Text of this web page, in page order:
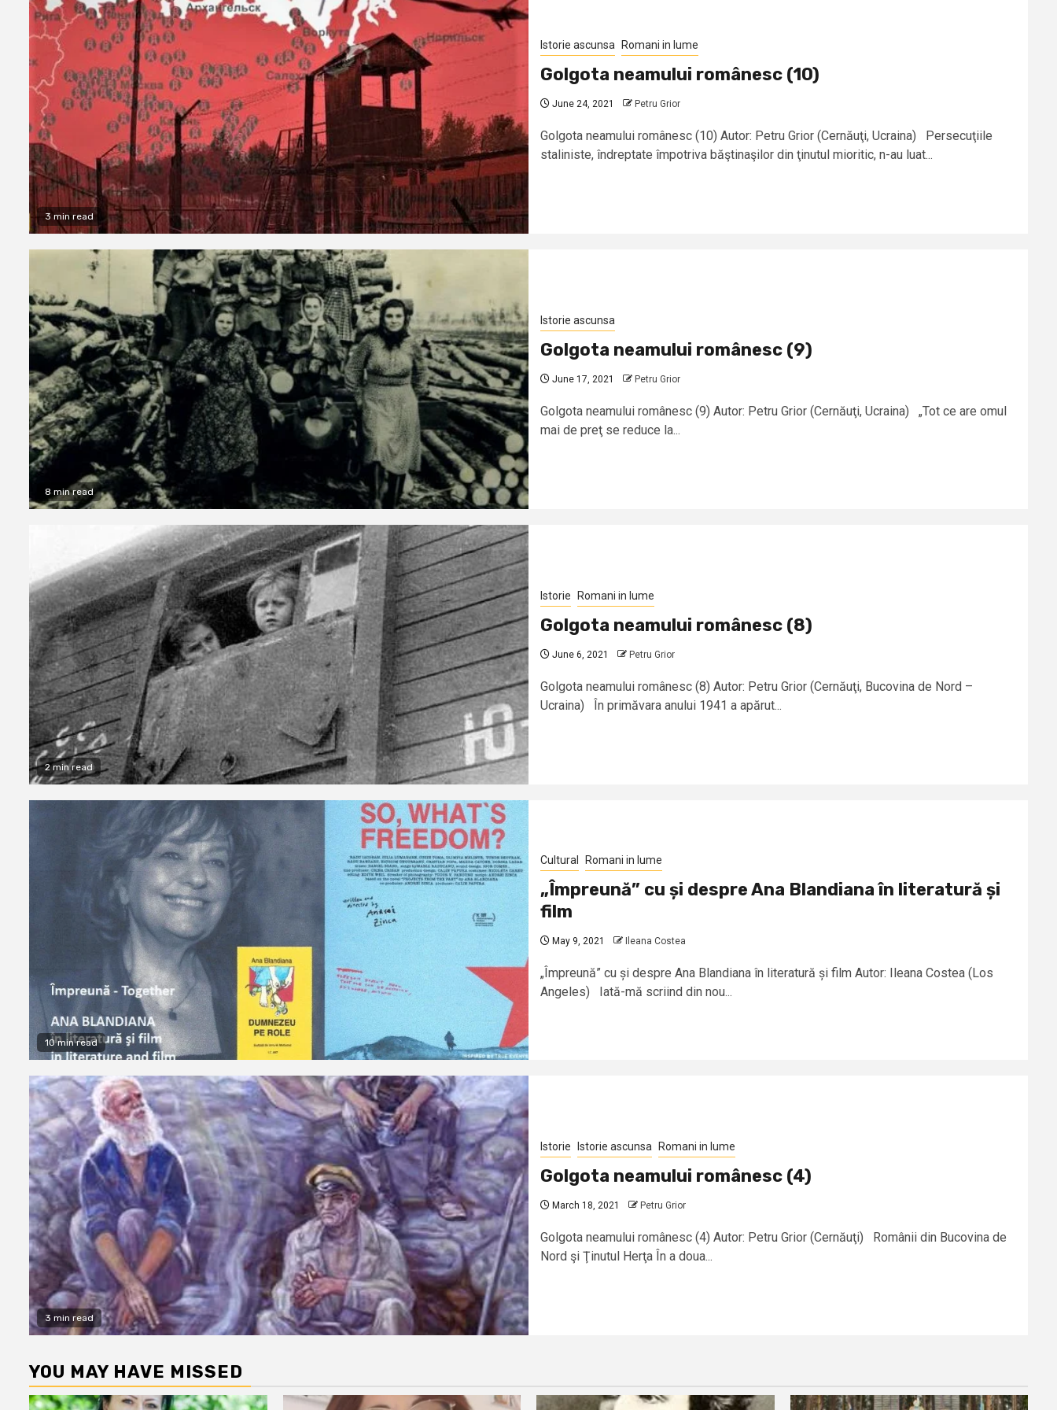
3 min read
Istorie ascunsa Romani in lume
Golgota neamului românesc (10)
June 24, 2021 Petru Grior
Golgota neamului românesc (10) Autor: Petru Grior (Cernăuţi, Ucraina) Persecuţiile
staliniste, îndreptate împotriva băştinaşilor din ţinutul mioritic, n-au luat...
8 min read
Istorie ascunsa
Golgota neamului românesc (9)
June 17, 2021 Petru Grior
Golgota neamului românesc (9) Autor: Petru Grior (Cernăuţi, Ucraina) „Tot ce are omul
mai de preţ se reduce la...
2 min read
Istorie Romani in lume
Golgota neamului românesc (8)
June 6, 2021 Petru Grior
Golgota neamului românesc (8) Autor: Petru Grior (Cernăuţi, Bucovina de Nord –
Ucraina) În primăvara anului 1941 a apărut...
10 min read
Cultural Romani in lume
„Împreună” cu și despre Ana Blandiana în literatură și
film
May 9, 2021 Ileana Costea
„Împreună” cu și despre Ana Blandiana în literatură și film Autor: Ileana Costea (Los
Angeles) Iată-mă scriind din nou...
3 min read
Istorie Istorie ascunsa Romani in lume
Golgota neamului românesc (4)
March 18, 2021 Petru Grior
Golgota neamului românesc (4) Autor: Petru Grior (Cernăuţi) Românii din Bucovina de
Nord şi Ţinutul Herţa În a doua...
YOU MAY HAVE MISSED